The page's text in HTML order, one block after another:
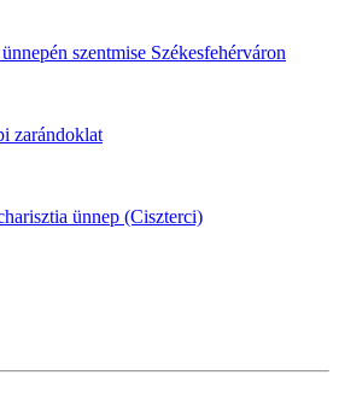
szentmise Székesfehérváron
zarándoklat
ünnep (Ciszterci)